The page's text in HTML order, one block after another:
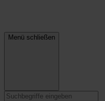
Menü schließen